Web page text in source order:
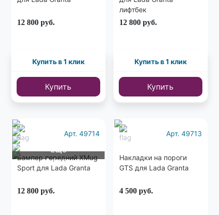
12 800 руб.
Купить в 1 клик
Купить
лифтбек
12 800 руб.
Купить в 1 клик
Купить
Еще
1 фото
Арт. 49714
Бампер передний XMug
Sport для Lada Granta
12 800 руб.
Арт. 49713
Накладки на пороги
GTS для Lada Granta
4 500 руб.